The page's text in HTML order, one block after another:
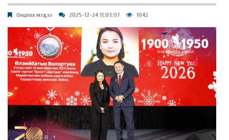
Онцлох мэдээ 2025-12-24 11:03:07 1042